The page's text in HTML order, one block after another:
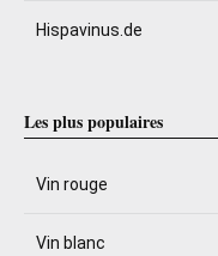
Hispavinus.de
Les plus populaires
Vin rouge
Vin blanc